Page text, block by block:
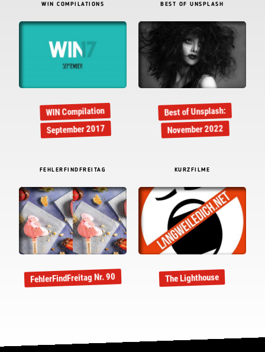
WIN COMPILATIONS
WIN Compilation
September 2017
BEST OF UNSPLASH
Best of Unsplash:
November 2022
FEHLERFINDFREITAG
FehlerFindFreitag Nr. 90
KURZFILME
The Lighthouse